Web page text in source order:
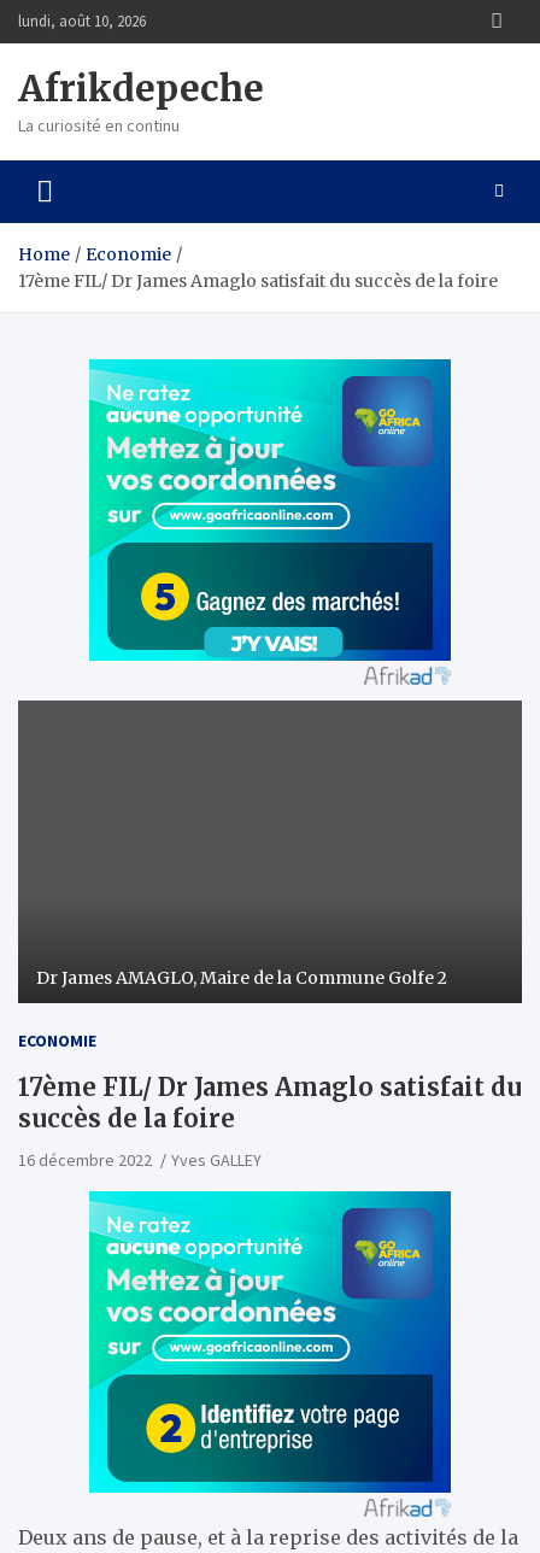
Skip
to
lundi, août 10, 2026
Afrikdepeche
La curiosité en continu
Home
Economie
17ème FIL/ Dr James Amaglo satisfait du succès de la foire
Dr James AMAGLO, Maire de la Commune Golfe 2
ECONOMIE
17ème FIL/ Dr James Amaglo satisfait du
succès de la foire
16 décembre 2022 Yves GALLEY
Deux ans de pause, et à la reprise des activités de la